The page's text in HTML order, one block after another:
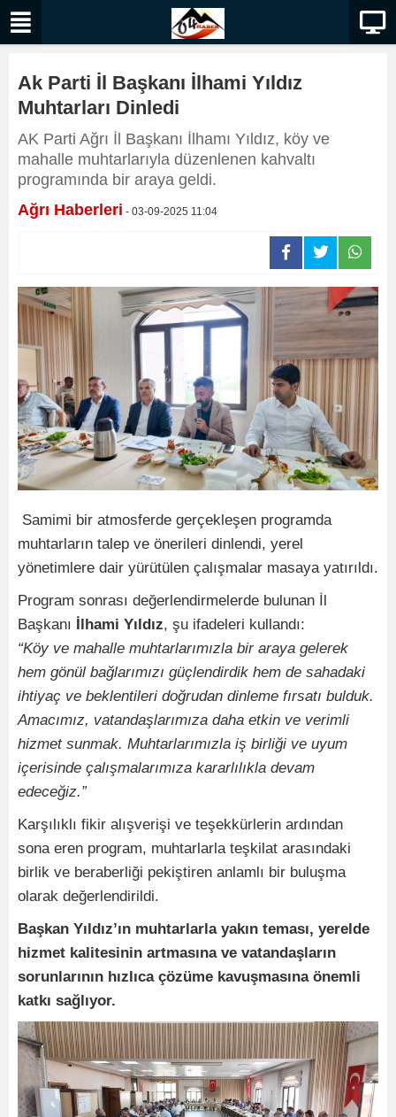
Ak Parti İl Başkanı İlhami Yıldız
Muhtarları Dinledi
AK Parti Ağrı İl Başkanı İlhamı Yıldız, köy ve
mahalle muhtarlarıyla düzenlenen kahvaltı
programında bir araya geldi.
Ağrı Haberleri - 03-09-2025 11:04
Samimi bir atmosferde gerçekleşen programda
muhtarların talep ve önerileri dinlendi, yerel
yönetimlere dair yürütülen çalışmalar masaya yatırıldı.
Program sonrası değerlendirmelerde bulunan İl
Başkanı İlhami Yıldız, şu ifadeleri kullandı:
“Köy ve mahalle muhtarlarımızla bir araya gelerek
hem gönül bağlarımızı güçlendirdik hem de sahadaki
ihtiyaç ve beklentileri doğrudan dinleme fırsatı bulduk.
Amacımız, vatandaşlarımıza daha etkin ve verimli
hizmet sunmak. Muhtarlarımızla iş birliği ve uyum
içerisinde çalışmalarımıza kararlılıkla devam
edeceğiz.”
Karşılıklı fikir alışverişi ve teşekkürlerin ardından
sona eren program, muhtarlarla teşkilat arasındaki
birlik ve beraberliği pekiştiren anlamlı bir buluşma
olarak değerlendirildi.
Başkan Yıldız’ın muhtarlarla yakın teması, yerelde
hizmet kalitesinin artmasına ve vatandaşların
sorunlarının hızlıca çözüme kavuşmasına önemli
katkı sağlıyor.